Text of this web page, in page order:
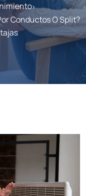
Conductos O Split?